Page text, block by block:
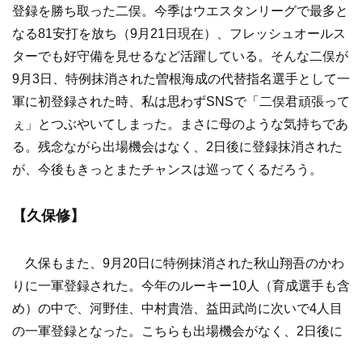
登録を勝ち取った二俣。今季はウエスタンリーグで最多と
なる81安打を放ち（9月21日現在）、フレッシュオールス
ターでも好守備を見せるなど活躍している。そんな二俣が
9月3日、特例抹消された曽根海成の代替指名選手として一
軍に初登録された時、私は思わずSNSで「二俣君頑張って
ぇ」とつぶやいてしまった。まさに母のような気持ちであ
る。残念ながら出場機会はなく、2日後に登録抹消された
が、今後もきっとまたチャンスは巡ってくるだろう。
【久保修】
久保もまた、9月20日に特例抹消された秋山翔吾のかわ
りに一軍登録された。今年のルーキー10人（育成選手も含
め）の中で、河野佳、中村貴浩、益田武尚に次いで4人目
の一軍登録となった。こちらも出場機会がなく、2日後に